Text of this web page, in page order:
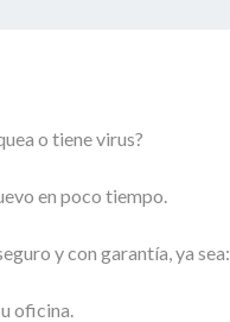
o tiene virus?
en poco tiempo.
y con garantía, ya sea:
oficina.